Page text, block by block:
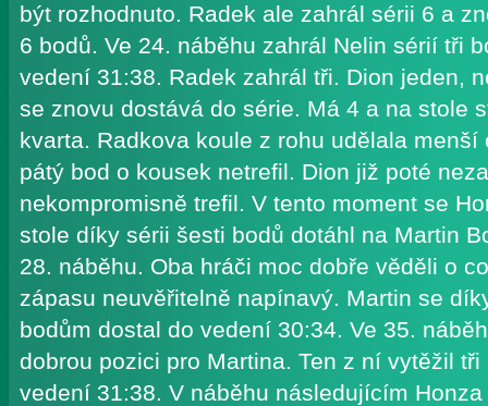
být rozhodnuto. Radek ale zahrál sérii 6 a
6 bodů. Ve 24. náběhu zahrál Nelin sérií tři
vedení 31:38. Radek zahrál tři. Dion jeden,
se znovu dostává do série. Má 4 a na stole
kvarta. Radkova koule z rohu udělala
pátý bod o kousek netrefil. Dion již poté
nekompromisně trefil. V tento moment se
stole díky sérii šesti bodů dotáhl na Martin
28. náběhu. Oba hráči moc dobře věděli o
zápasu neuvěřitelně napínavý. Martin se
bodům dostal do vedení 30:34. Ve 35.
dobrou pozici pro Martina. Ten z ní vytěžil
vedení 31:38. V náběhu následujícím